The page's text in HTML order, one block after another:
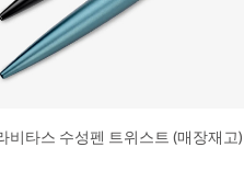
비타스 수성펜 트위스트 (매장재고)